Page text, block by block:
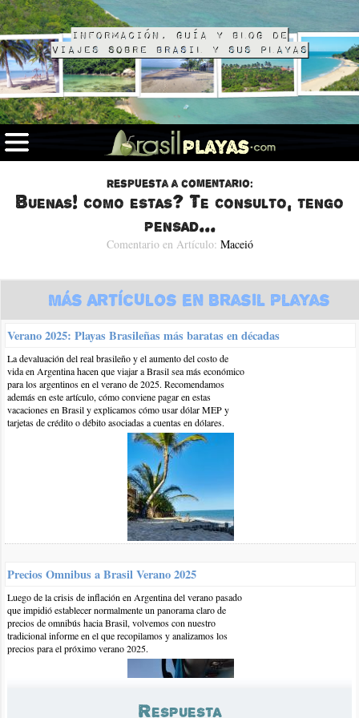
Información, guía y blog de
viajes sobre Brasil y sus playas
Respuesta a comentario:
Buenas! como estas? Te consulto, tengo
pensad...
Comentario en Artículo: Maceió
31-jul-2019 | por Juan Jose
Buenas! como estas? Te consulto, tengo pensado ir con mi pareja
para Enero a Brasil. En lo personal conozco Natal y Rio de
Recife (y alrededores) y de ahi tomar un colectivo y pasar otros 5
idea?. Que playas nos recomendas visitar? En cuanto a precios
por lo que observe Maceió es mas caro, tenemos pensado
abastecernos en supermercados para suplir gastos.
Maragogi y Porto Galhinas no nos perdemos por nada!
Respuesta
Más Artículos en Brasil Playas
Verano 2025: Playas Brasileñas más baratas en décadas
La devaluación del real brasileño y el aumento del costo de
vida en Argentina hacen que viajar a Brasil sea más económico
para los argentinos en el verano de 2025. Recomendamos
además en este artículo, cómo conviene pagar en estas
vacaciones en Brasil y explicamos cómo usar dólar MEP y
tarjetas de crédito o débito asociadas a cuentas en dólares.
Precios Omnibus a Brasil Verano 2025
Luego de la crisis de inflación en Argentina del verano pasado
que impidió establecer normalmente un panorama claro de
precios de omnibús hacia Brasil, volvemos con nuestro
tradicional informe en el que recopilamos y analizamos los
precios para el próximo verano 2025.